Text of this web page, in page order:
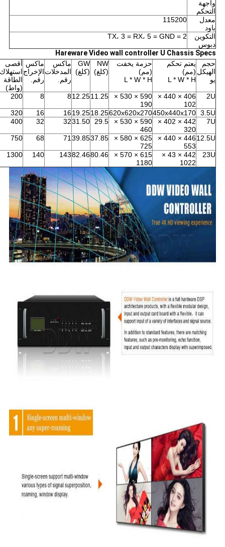
واجهة
التحكم
معدل
باود
115200
التكوين
دبوس
2 = TX، 3 = RX، 5 = GND
Hareware Video wall controller U Chassis Specs
حجم
الهيكل
يو
يعتم تحكم
(مم)
L * W * H
حزمة يخفت
(مم)
L * W * H
NW
(كلغ)
GW
(كلغ)
ماكس
المدخلات
رقم.
ماكس
الإخراج
رقم.
أقصى
استهلاك
الطاقة
(واط)
2U
406 × 440 ×
102
590 × 530 ×
190
11.25
12.25
8
8
200
3.5U
450x440x170
620x620x270
18.25
19.25
16
16
320
7U
442 × 402 ×
320
590 × 530 ×
460
29.5
31.50
32
32
400
12.5U
446 × 440 ×
553
625 × 580 ×
725
37.85
39.85
71
68
750
23U
442 × 43 ×
1022
615 × 570 ×
1180
80.46
82.46
143
140
1300